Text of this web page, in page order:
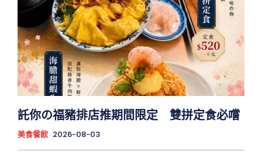
託你の福豬排店推期間限定 雙拼定食必嚐
美食餐飲 2026-08-03